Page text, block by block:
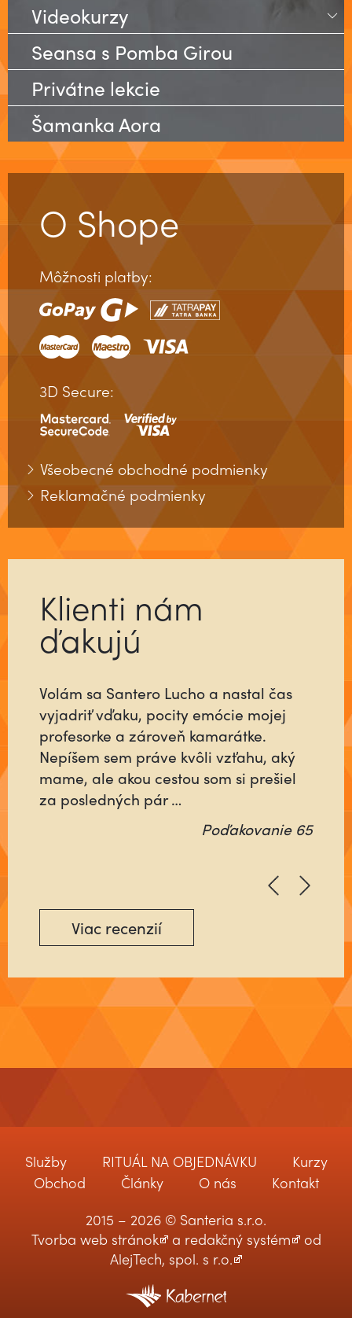
Videokurzy
Veľký Kurz Tarotových Mystérií
Kurz Psychomágie
Vykladanie z Tarotu
Španielske karty, Baraja Espaňola
Milostná mágia
MÁGIA A RITUÁLY
OHŇOVÁ MÁGIA
VIDEOKURZ: ÚVODNÁ LEKCIA DO MÁGIE
Kurz Mentálna Kontrola a Mágia Mysle
Seansa s Pomba Girou
Privátne lekcie
Šamanka Aora
O Shope
Môžnosti platby:
3D Secure:
Všeobecné obchodné podmienky
Reklamačné podmienky
Klienti nám
ďakujú
Volám sa Santero Lucho a nastal čas
vyjadriť vďaku, pocity emócie mojej
profesorke a zároveň kamarátke.
Nepíšem sem práve kvôli vzťahu, aký
mame, ale akou cestou som si prešiel
za posledných pár …
Poďakovanie 65
Viac recenzií
Služby RITUÁL NA OBJEDNÁVKU
Kurzy
Obchod
Články O nás
Kontakt
2015 – 2026 © Santeria s.r.o.
Tvorba web stránok a redakčný systém od
AlejTech, spol. s r.o.